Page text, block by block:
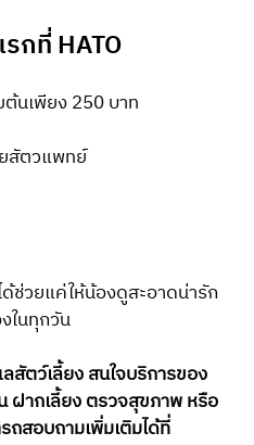
กที่ HATO
นเพียง 250 บาท
สัตวแพทย์
ช่วยแค่ให้น้องดูสะอาดน่ารัก
ในทุกวัน
สัตว์เลี้ยง สนใจบริการของ
ฝากเลี้ยง ตรวจสุขภาพ หรือ
ถสอบถามเพิ่มเติมได้ที่